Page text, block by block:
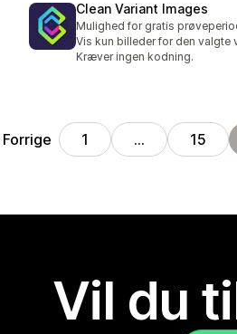
Clean Variant Images
Mulighed for gratis
Vis kun billeder for den valgte
Kræver ingen kodning.
Forrige 1 … 15
Vil du